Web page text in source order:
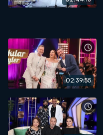
02:39:55